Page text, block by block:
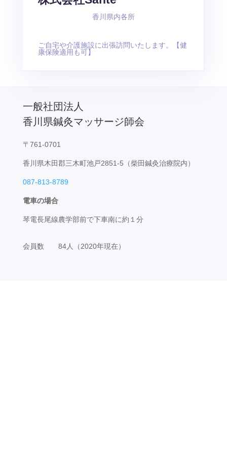
香川県内各所
ご自宅や介護施設に出張訪問いたします。【健
康保険適用も可】
一般社団法人
香川県鍼灸マッサージ師会
〒761-0701
香川県木田郡三木町池戸2851-5 （柴田鍼灸治療院内）
087-813-8789
電車の場合
琴電長尾線農学部前で下車南に約１分
会員数 84人（2020年現在）